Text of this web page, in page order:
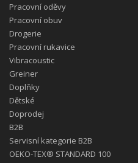
Pracovní oděvy
Pracovní obuv
Drogerie
Pracovní rukavice
Vibracoustic
Greiner
Doplňky
Dětské
Doprodej
B2B
Servisní kategorie B2B
OEKO-TEX® STANDARD 100